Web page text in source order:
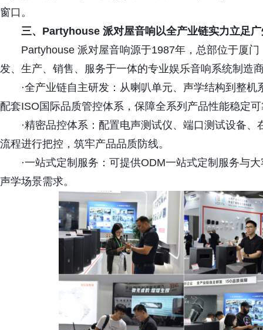
窗口。
三、 Partyhouse 派对屋音响以全产业链实力立足
Partyhouse 派对屋音响源于1987年，总部位于厦
发、生产、销售、服务于一体的专业娱乐音响系统制造
·全产业链自主研发：从喇叭单元、声学结构到整
配套ISO国际品质管控体系，保障全系列产品性能稳定
·精密品控体系：配置电声测试仪、端口测试设备
流程进行把控，筑牢产品品质防线。
·一站式定制服务：可提供ODM一站式定制服务与
声学场景需求。